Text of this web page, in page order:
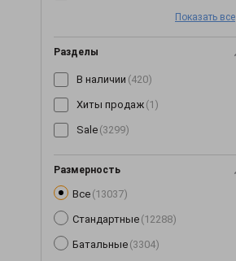
Кепки(190)
Комбинезоны
Комплекты(268)
Корсеты(63)
Показать все
Разделы
В наличии (420)
Хиты продаж (1)
Sale (3299)
Размерность
Все (13037)
Стандартные (12288)
Батальные (3304)